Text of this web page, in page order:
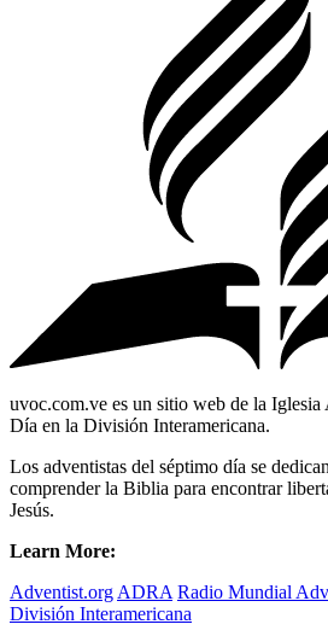
uvoc.com.ve es un sitio web de la
Día en la División Interamericana.
Los adventistas del séptimo día se
comprender la Biblia para encontrar
Jesús.
Learn More:
Adventist.org ADRA Radio Mundial
División Interamericana